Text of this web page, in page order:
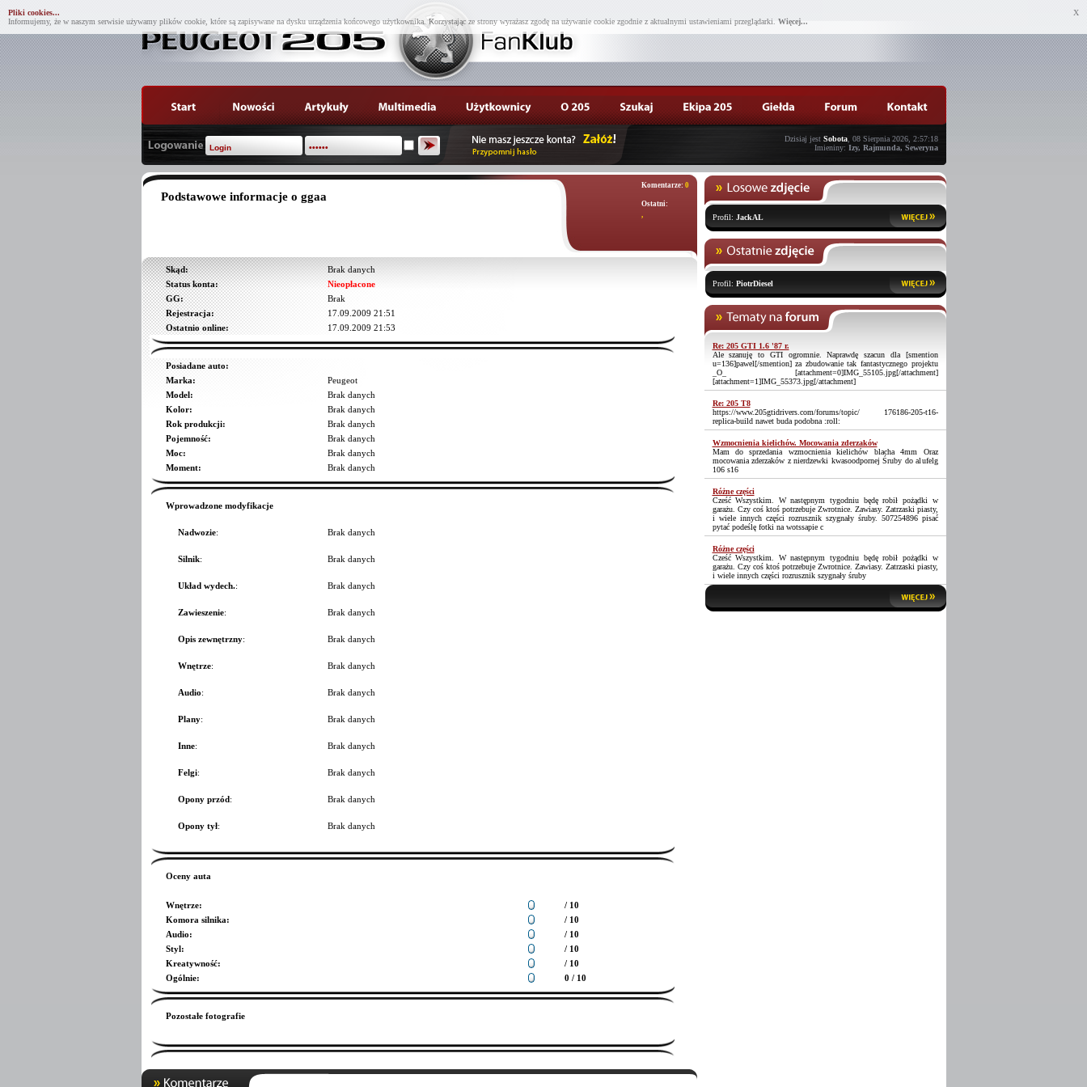
X
Pliki cookies...
Informujemy, że w naszym serwisie używamy plików cookie, które są zapisywane na dysku urządzenia końcowego użytkownika. Korzystając ze strony wyrażasz zgodę na używanie cookie zgodnie z aktualnymi ustawieniami przeglądarki. Więcej...
Dzisiaj jest Sobota, 08 Sierpnia 2026, 2:57:18
Imieniny: Izy, Rajmunda, Seweryna
Podstawowe informacje o ggaa
Komentarze: 0
Ostatni:
,
Skąd:
Brak danych
Status konta:
Nieopłacone
GG:
Brak
Rejestracja:
17.09.2009 21:51
Ostatnio online:
17.09.2009 21:53
Posiadane auto:
Marka:
Peugeot
Model:
Brak danych
Kolor:
Brak danych
Rok produkcji:
Brak danych
Pojemność:
Brak danych
Moc:
Brak danych
Moment:
Brak danych
Wprowadzone modyfikacje
Nadwozie: Brak danych
Silnik: Brak danych
Układ wydech.: Brak danych
Zawieszenie: Brak danych
Opis zewnętrzny: Brak danych
Wnętrze: Brak danych
Audio: Brak danych
Plany: Brak danych
Inne: Brak danych
Felgi: Brak danych
Opony przód: Brak danych
Opony tył: Brak danych
Oceny auta
Wnętrze:
/ 10
Komora silnika:
/ 10
Audio:
/ 10
Styl:
/ 10
Kreatywność:
/ 10
Ogólnie: 0 / 10
Pozostałe fotografie
Profil: JackAL
Profil: PiotrDiesel
Re: 205 GTI 1.6 '87 r.
Ale szanuję to GTI ogromnie. Naprawdę szacun dla [smention
u=136]pawel[/smention] za zbudowanie tak fantastycznego projektu
_O_ [attachment=0]IMG_55105.jpg[/attachment]
[attachment=1]IMG_55373.jpg[/attachment]
Re: 205 T8
https://www.205gtidrivers.com/forums/topic/ 176186-205-t16-
replica-build nawet buda podobna :roll:
Wzmocnienia kielichów. Mocowania zderzaków
Mam do sprzedania wzmocnienia kielichów blacha 4mm Oraz
mocowania zderzaków z nierdzewki kwasoodpornej Śruby do alufelg
106 s16
Różne części
Cześć Wszystkim. W następnym tygodniu będę robił pożądki w
garażu. Czy coś ktoś potrzebuje Zwrotnice. Zawiasy. Zatrzaski piasty,
i wiele innych części rozrusznik szygnały śruby. 507254896 pisać
pytać podeślę fotki na wotssapie c
Różne części
Cześć Wszystkim. W następnym tygodniu będę robił pożądki w
garażu. Czy coś ktoś potrzebuje Zwrotnice. Zawiasy. Zatrzaski piasty,
i wiele innych części rozrusznik szygnały śruby